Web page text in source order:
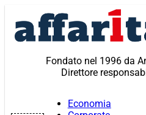
contenuto
Fondato nel 1996 da
Direttore
Economia